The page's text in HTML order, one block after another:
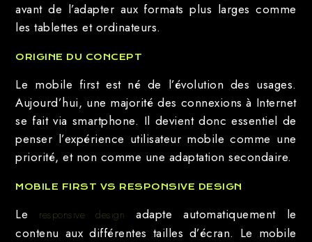
avant de l’adapter aux formats plus larges comme
les tablettes et ordinateurs.
ORIGINE DU CONCEPT
Le mobile first est né de l’évolution des usages.
Aujourd’hui, une majorité des connexions à Internet
se fait via smartphone. Il devient donc essentiel de
penser l’expérience utilisateur mobile comme une
priorité, et non comme une adaptation secondaire.
MOBILE FIRST VS RESPONSIVE DESIGN
Le responsive design
adapte automatiquement le
contenu aux différentes tailles d’écran. Le mobile